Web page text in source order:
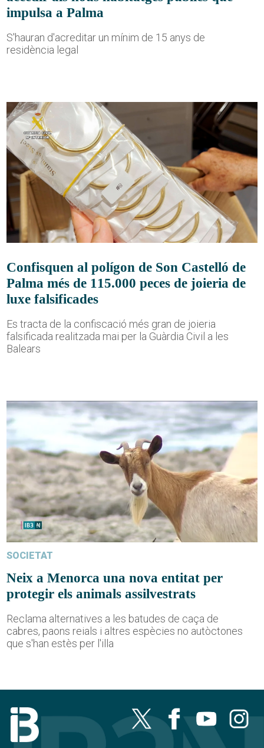
impulsa a Palma
S'hauran d'acreditar un mínim de 15 anys de
residència legal
Confisquen al polígon de Son Castelló de
Palma més de 115.000 peces de joieria de
luxe falsificades
Es tracta de la confiscació més gran de joieria
falsificada realitzada mai per la Guàrdia Civil a les
Balears
SOCIETAT
Neix a Menorca una nova entitat per
protegir els animals assilvestrats
Reclama alternatives a les batudes de caça de
cabres, paons reials i altres espècies no autòctones
que s'han estès per l'illa